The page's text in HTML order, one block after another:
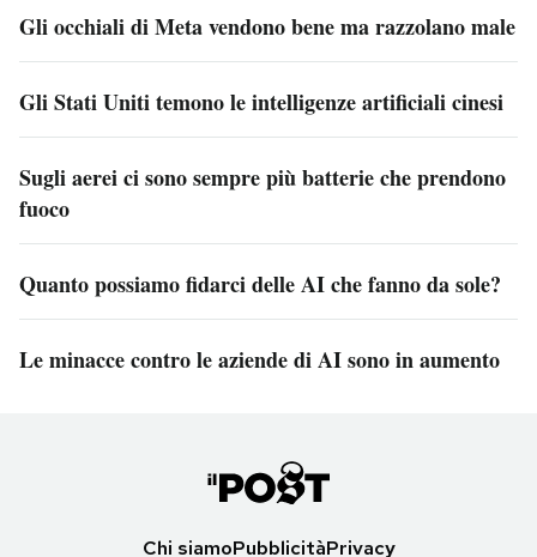
Gli occhiali di Meta vendono bene ma razzolano male
Gli Stati Uniti temono le intelligenze artificiali cinesi
Sugli aerei ci sono sempre più batterie che prendono
fuoco
Quanto possiamo fidarci delle AI che fanno da sole?
Le minacce contro le aziende di AI sono in aumento
Chi siamoPubblicitàPrivacy